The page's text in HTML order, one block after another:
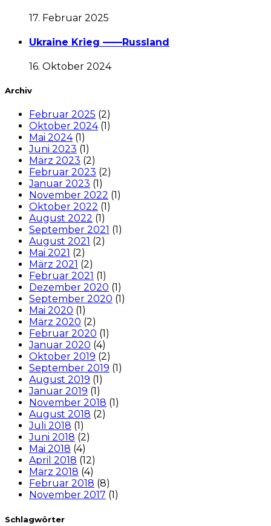
17. Februar 2025
Ukraine Krieg ——Russland
16. Oktober 2024
Archiv
Februar 2025 (2)
Oktober 2024(1)
Mai 2024(1)
Juni 2023 (1)
März 2023 (2)
Februar 2023 (2)
Januar 2023 (1)
November 2022 (1)
Oktober 2022 (1)
August 2022 (1)
September 2021 (1)
August 2021 (2)
Mai 2021 (2)
März 2021 (2)
Februar 2021 (1)
Dezember 2020 (1)
September 2020 (1)
Mai 2020 (1)
März 2020 (2)
Februar 2020 (1)
Januar 2020 (4)
Oktober 2019 (2)
September 2019 (1)
August 2019 (1)
Januar 2019 (1)
November 2018 (1)
August 2018 (2)
Juli 2018 (1)
Juni 2018 (2)
Mai 2018 (4)
April 2018 (12)
März 2018 (4)
Februar 2018 (8)
November 2017 (1)
Schlagwörter